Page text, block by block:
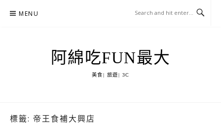
MENU
阿綿吃FUN最大
美食| 旅遊| 3C
標籤: 帝王食補大興店